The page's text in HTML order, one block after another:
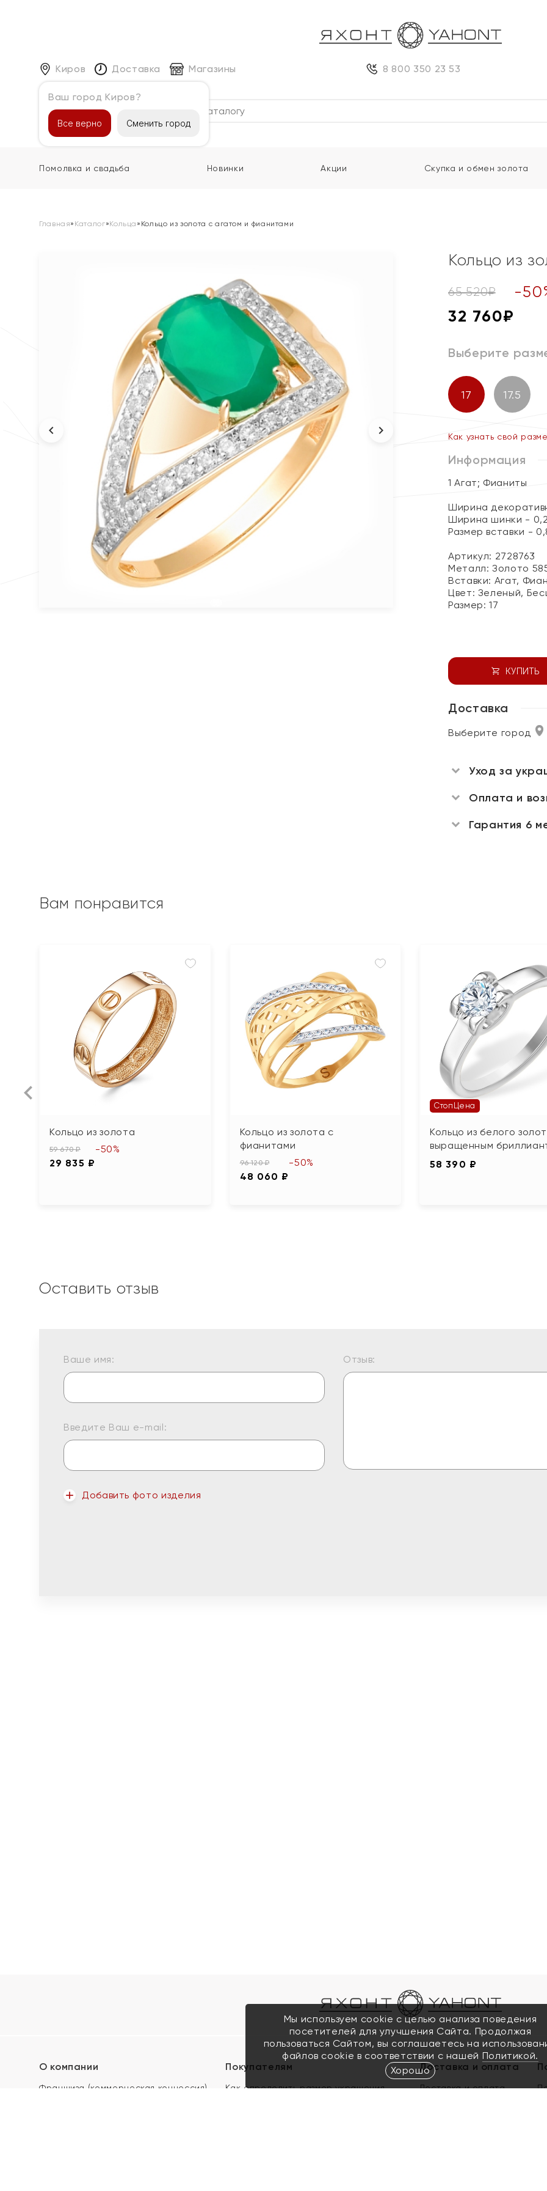
Киров
Ваш город Киров?
Все верно Сменить город
Доставка Магазины 8 800 350 23 53
Каталог
Помолвка и свадьба Новинки Акции Скупка и обмен золота
Главная» Каталог»Кольца » Кольцо из золота с агатом и фианитами
Кольцо из
65 520₽ -50
32 760₽
Выберите
17 17.5
Как узнать свой
Информация
1 Агат; Фианиты
Ширина
Ширина шинки -
Размер вставки -
Артикул: 2728763
Металл:Золото
Вставки: Агат,
Цвет: Зеленый,
Размер:17
КУПИТЬ
Доставка
Выберите город
Уход за
Оплата и
Гарантия 6
Вам понравится
Кольцо из золота
59 670 ₽
29 835 ₽
-50%
Кольцо из золота с
фианитами
96 120 ₽
48 060 ₽
-50%
СтопЦена
Кольцо из белого
выращенным
58 390 ₽
Оставить отзыв
Ваше имя:
Введите Ваш e-mail:
Добавить фото изделия
Отзыв:
О компании
Франшиза (коммерческая концессия)
Покупателям
Как определить размер украшения
Доставка и оплата
Доставка и оплата
Мы используем cookie с целью анализа поведения
посетителей для улучшения Сайта. Продолжая
пользоваться Сайтом, вы соглашаетесь на
файлов cookie в соответствии с нашей Политикой.
Хорошо